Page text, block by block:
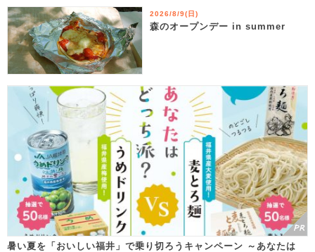
2026/8/9(日)
森のオープンデー in summer
暑い夏を「おいしい福井」で乗り切ろうキャンペーン ～あなたは